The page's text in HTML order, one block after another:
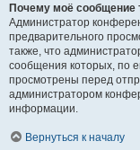
Почему моё сообщение
Администратор
предварительного
также, что
сообщения которых, по
просмотрены перед
администратором
информации.
Вернуться к началу